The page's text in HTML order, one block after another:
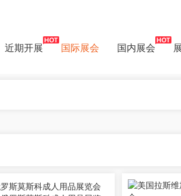
近期开展 国际展会 国内展会